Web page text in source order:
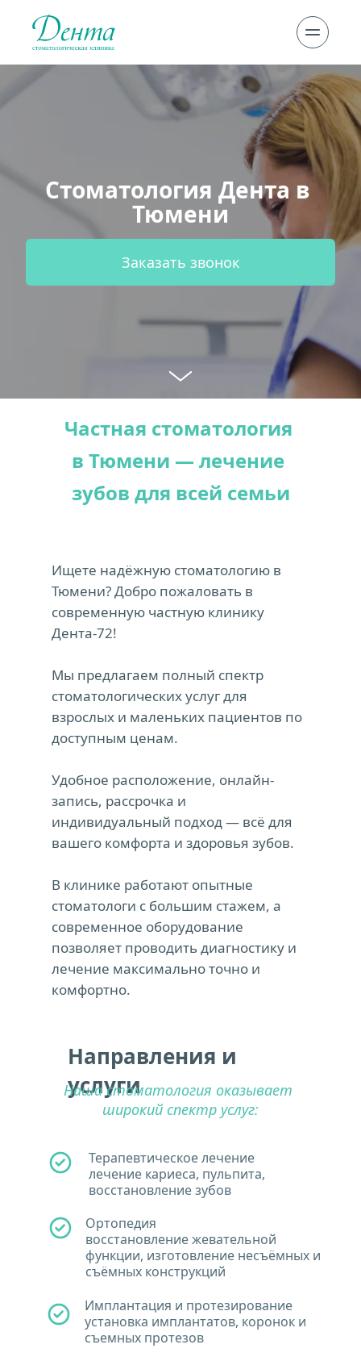
Стоматология Дента в
Тюмени
Заказать звонок
Частная стоматология
в Тюмени — лечение
зубов для всей семьи
Ищете надёжную стоматологию в
Тюмени? Добро пожаловать в
современную частную клинику
Дента-72!
Мы предлагаем полный спектр
стоматологических услуг для
взрослых и маленьких пациентов по
доступным ценам.
Удобное расположение, онлайн-
запись, рассрочка и
индивидуальный подход — всё для
вашего комфорта и здоровья зубов.
В клинике работают опытные
стоматологи с большим стажем, а
современное оборудование
позволяет проводить диагностику и
лечение максимально точно и
комфортно.
Направления и
услуги
Наша стоматология оказывает
широкий спектр услуг:
Терапевтическое лечение
лечение кариеса, пульпита,
восстановление зубов
Ортопедия
восстановление жевательной
функции, изготовление несъёмных и
съёмных конструкций
Имплантация и протезирование
установка имплантатов, коронок и
съемных протезов